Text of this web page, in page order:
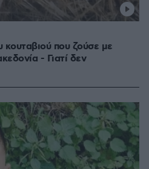
κουταβιού που ζούσε με
- Γιατί δεν